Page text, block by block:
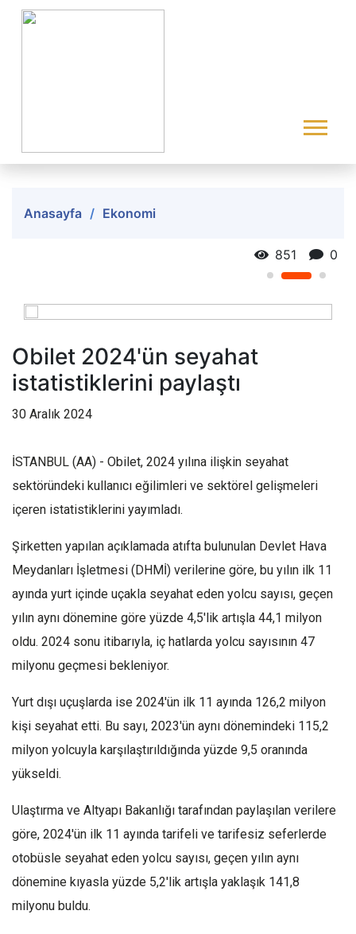
Anasayfa Ekonomi
851 0
Obilet 2024'ün seyahat
istatistiklerini paylaştı
30 Aralık 2024
İSTANBUL (AA) - Obilet, 2024 yılına ilişkin seyahat
sektöründeki kullanıcı eğilimleri ve sektörel gelişmeleri
içeren istatistiklerini yayımladı.
Şirketten yapılan açıklamada atıfta bulunulan Devlet Hava
Meydanları İşletmesi (DHMİ) verilerine göre, bu yılın ilk 11
ayında yurt içinde uçakla seyahat eden yolcu sayısı, geçen
yılın aynı dönemine göre yüzde 4,5'lik artışla 44,1 milyon
oldu. 2024 sonu itibarıyla, iç hatlarda yolcu sayısının 47
milyonu geçmesi bekleniyor.
Yurt dışı uçuşlarda ise 2024'ün ilk 11 ayında 126,2 milyon
kişi seyahat etti. Bu sayı, 2023'ün aynı dönemindeki 115,2
milyon yolcuyla karşılaştırıldığında yüzde 9,5 oranında
yükseldi.
Ulaştırma ve Altyapı Bakanlığı tarafından paylaşılan verilere
göre, 2024'ün ilk 11 ayında tarifeli ve tarifesiz seferlerde
otobüsle seyahat eden yolcu sayısı, geçen yılın aynı
dönemine kıyasla yüzde 5,2'lik artışla yaklaşık 141,8
milyonu buldu.